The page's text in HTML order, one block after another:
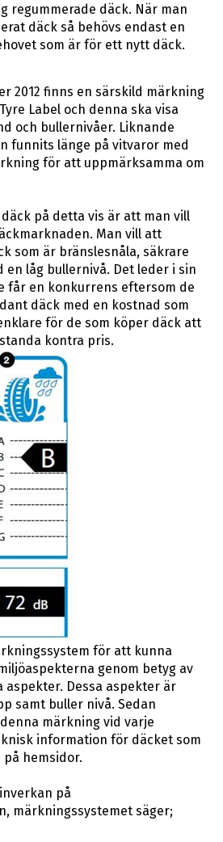
regummerade däck. När man
däck så behövs endast en
som är för ett nytt däck.
2012 finns en särskild märkning
Label och denna ska visa
och bullernivåer. Liknande
funnits länge på vitvaror med
för att uppmärksamma om
på detta vis är att man vill
Man vill att
som är bränslesnåla, säkrare
en låg bullernivå. Det leder i sin
får en konkurrens eftersom de
däck med en kostnad som
för de som köper däck att
kontra pris.
för att kunna
genom betyg av
aspekter. Dessa aspekter är
samt buller nivå. Sedan
märkning vid varje
information för däcket som
på hemsidor.
på
märkningssystemet säger;